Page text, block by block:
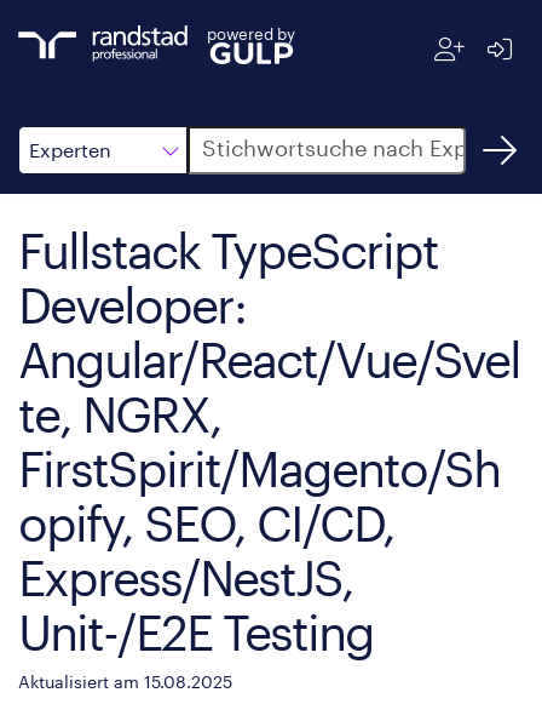
powered by
Experten
Suche
Fullstack TypeScript
Developer:
Angular/React/Vue/Svel
te, NGRX,
FirstSpirit/Magento/Sh
opify, SEO, CI/CD,
Express/NestJS,
Unit-/E2E Testing
Aktualisiert am 15.08.2025